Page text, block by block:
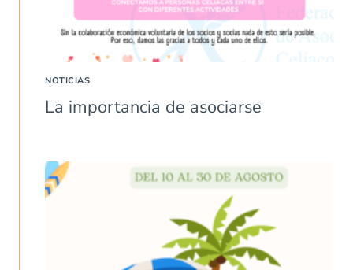
NOTICIAS
La importancia de asociarse